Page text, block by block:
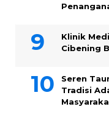
Klinik
Cibening
Seren
Tradisi